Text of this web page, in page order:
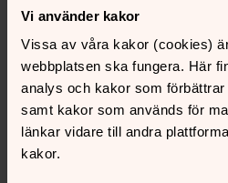
Vi använder kakor
Vissa av våra kakor (cookies)
webbplatsen ska fungera. Här
analys och kakor som
samt kakor som används för
länkar vidare till andra
kakor.
Synpunkter eller
innehåll?
Dela